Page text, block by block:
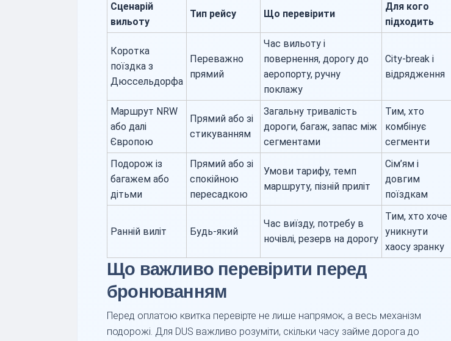
Сценарій
вильоту
Тип рейсу Що перевірити
Для кого
підходить
Коротка
поїздка з
Дюссельдорфа
Переважно
прямий
Час вильоту і
повернення, дорогу до
аеропорту, ручну
поклажу
City-break і
відрядження
Маршрут NRW
або далі
Європою
Прямий або зі
стикуванням
Загальну тривалість
дороги, багаж, запас між
сегментами
Тим, хто
комбінує
сегменти
Подорож із
багажем або
дітьми
Прямий або зі
спокійною
пересадкою
Умови тарифу, темп
маршруту, пізній приліт
Сім’ям і
довгим
поїздкам
Ранній виліт Будь-який
Час виїзду, потребу в
ночівлі, резерв на дорогу
Тим, хто хоче
уникнути
хаосу зранку
Що важливо перевірити перед
бронюванням
Перед оплатою квитка перевірте не лише напрямок, а весь механізм
подорожі. Для DUS важливо розуміти, скільки часу займе дорога до